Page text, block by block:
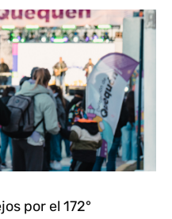
por el 172°